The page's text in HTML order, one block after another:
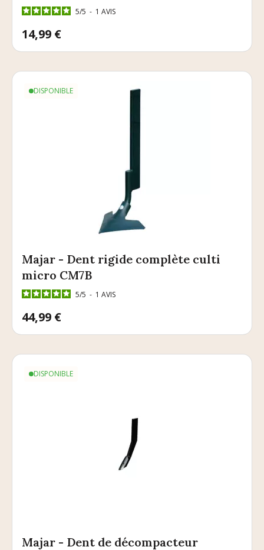
5/5 - 1 AVIS
Prix
14,99 €
DISPONIBLE
Majar - Dent rigide complète culti
micro CM7B
5/5 - 1 AVIS
Prix
44,99 €
DISPONIBLE
Majar - Dent de décompacteur